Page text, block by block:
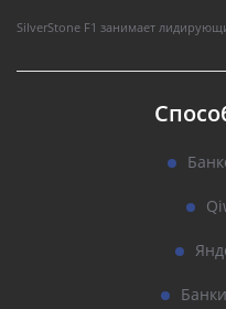
SilverStone F1 занимает